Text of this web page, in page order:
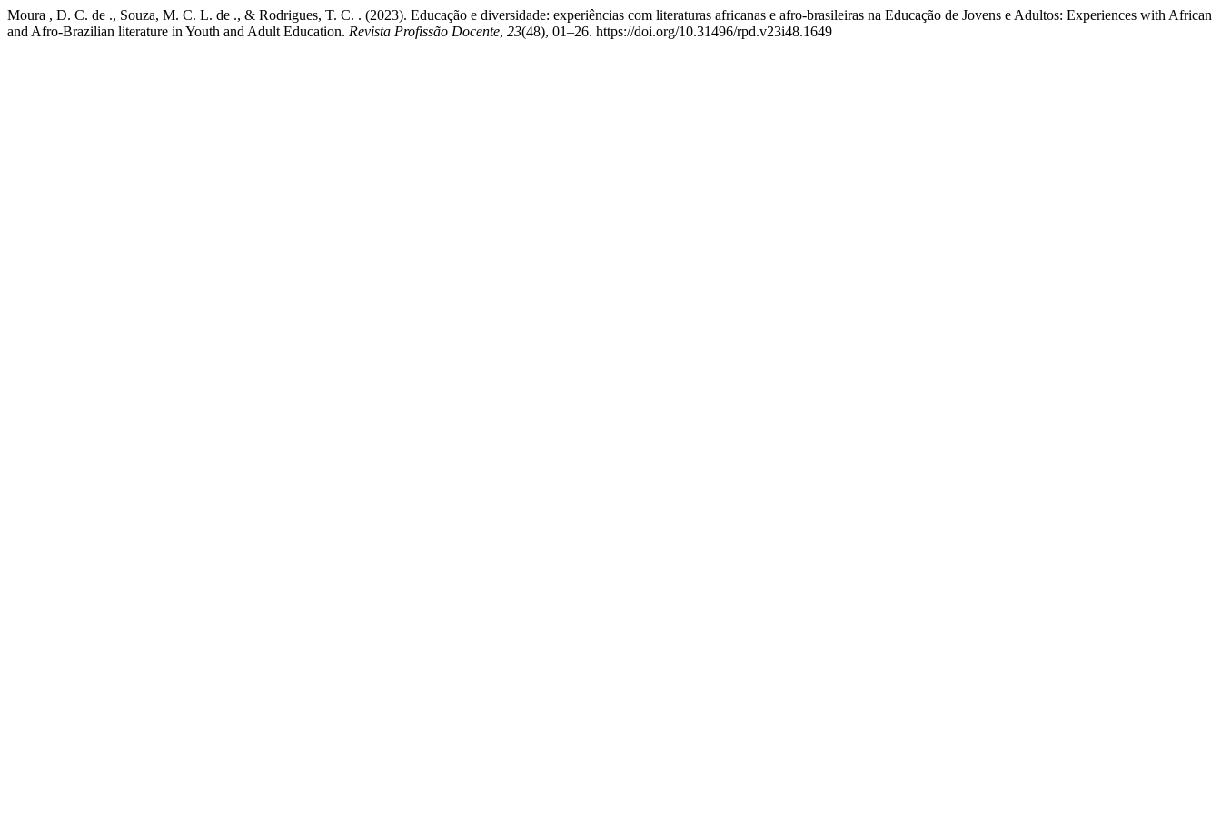
Moura , D. C. de ., Souza, M. C. L. de ., & Rodrigues, T. C. . (2023). Educação e diversidade: experiências com literaturas africanas e afro-brasileiras na Educação de Jovens e Adultos: Experiences with African
and Afro-Brazilian literature in Youth and Adult Education. Revista Profissão Docente, 23(48), 01–26. https://doi.org/10.31496/rpd.v23i48.1649